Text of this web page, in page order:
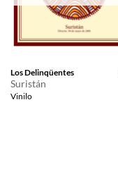
Los Delinqüentes
Suristán
Vinilo